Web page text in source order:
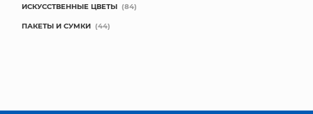
ИСКУССТВЕННЫЕ ЦВЕТЫ (84)
ПАКЕТЫ И СУМКИ (44)